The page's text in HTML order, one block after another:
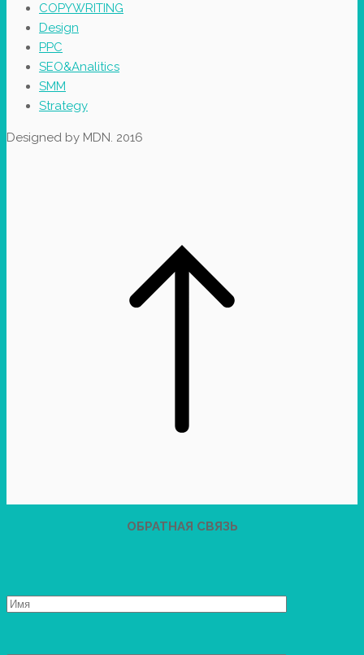
COPYWRITING
Design
PPC
SEO&Analitics
SMM
Strategy
Designed by MDN. 2016
ОБРАТНАЯ СВЯЗЬ